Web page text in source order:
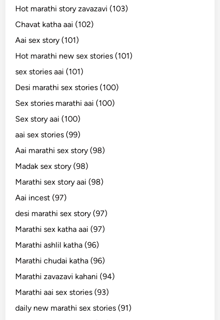
Hot marathi story zavazavi (103)
Chavat katha aai (102)
Aai sex story (101)
Hot marathi new sex stories (101)
sex stories aai (101)
Desi marathi sex stories (100)
Sex stories marathi aai (100)
Sex story aai (100)
aai sex stories (99)
Aai marathi sex story (98)
Madak sex story (98)
Marathi sex story aai (98)
Aai incest (97)
desi marathi sex story (97)
Marathi sex katha aai (97)
Marathi ashlil katha (96)
Marathi chudai katha (96)
Marathi zavazavi kahani (94)
Marathi aai sex stories (93)
daily new marathi sex stories (91)